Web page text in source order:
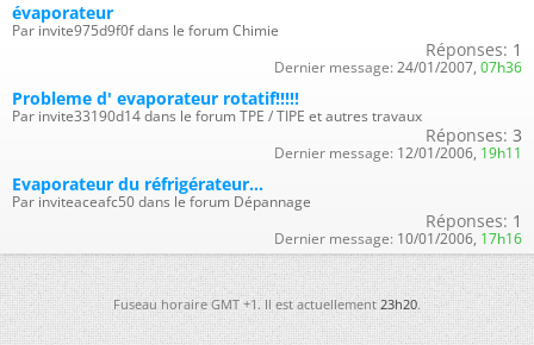
évaporateur
Par invite975d9f0f dans le forum Chimie
Réponses: 1
Dernier message: 24/01/2007, 07h36
Probleme d' evaporateur rotatif!!!!!
Par invite33190d14 dans le forum TPE / TIPE et autres travaux
Réponses: 3
Dernier message: 12/01/2006, 19h11
Evaporateur du réfrigérateur...
Par inviteaceafc50 dans le forum Dépannage
Réponses: 1
Dernier message: 10/01/2006, 17h16
Fuseau horaire GMT +1. Il est actuellement23h20.